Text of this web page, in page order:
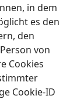
in dem
es den
den
von
Cookies
Cookie-ID